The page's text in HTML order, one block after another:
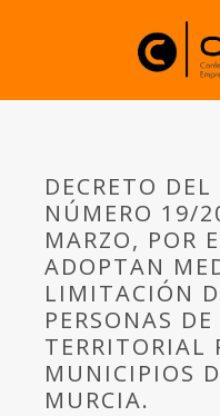
DECRETO
NÚMERO 19/
MARZO, POR
ADOPTAN
LIMITACIÓN
PERSONAS
TERRITORIAL
MUNICIPIOS
MURCIA.